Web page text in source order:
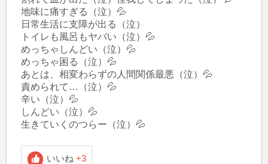
地味に痛すぎる（泣）💦
日常生活に支障が出る（泣）
トイレも風呂もヤバい（泣）💦
めっちゃしんどい（泣）💦
めっちゃ困る（泣）💦
あとは、相変わらずの人間関係最悪（泣）💦
責められて…（泣）💦
辛い（泣）💦
しんどい（泣）💦
生きていくのつらー（泣）💦
いいね +3